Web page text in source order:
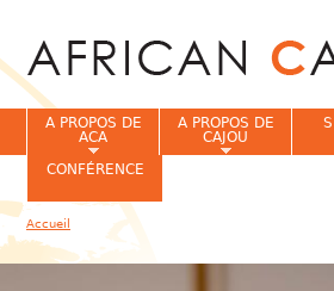
A PROPOS DE
ACA
A PROPOS DE
CAJOU
CONFÉRENCE
Vous êtes ici
Accueil